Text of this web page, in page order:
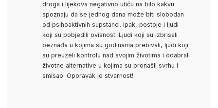
droga i lijekova negativno utiču na bilo kakvu
spoznaju da se jednog dana može biti slobodan
od psihoaktivnih supstanci. Ipak, postoje i ljudi
koji su pobjedili ovisnost. Ljudi koji su izbrisali
beznađa u kojima su godinama prebivali, ljudi koji
su preuzeli kontrolu nad svojim životima i odabrali
životne alternative u kojima su pronašli svrhu i
smisao. Oporavak je stvarnost!